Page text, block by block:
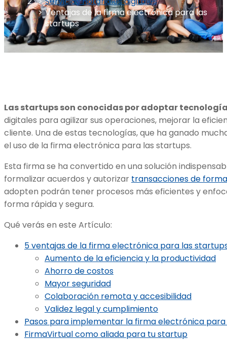
Ventajas de la firma electrónica para las
startups
Las startups son conocidas por adoptar
digitales para agilizar sus operaciones, mejorar la
cliente. Una de estas tecnologías, que ha ganado
el uso de la firma electrónica para las startups.
Esta firma se ha convertido en una solución
formalizar acuerdos y autorizar transacciones de
adopten podrán tener procesos más eficientes y
forma rápida y segura.
Qué verás en este Artículo:
5 ventajas de la firma electrónica para las
Aumento de la eficiencia y la productividad
Ahorro de costos
Mayor seguridad
Colaboración remota y accesibilidad
Validez legal y cumplimiento
Pasos para implementar la firma electrónica
FirmaVirtual como aliada para tu startup